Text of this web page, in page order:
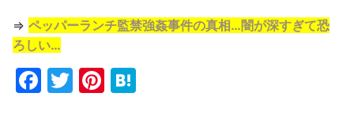
⇒ ペッパーランチ監禁強姦事件の真相…闇が深すぎて恐
ろしい…
F
T
Pi